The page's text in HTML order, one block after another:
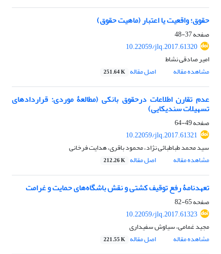
حقوق؛ واقعیت یا اعتبار (ماهیت حقوق)
صفحه37-48
10.22059/jlq.2017.61320
امیر صادقی نشاط
مشاهده مقاله
اصل مقاله 251.64 K
عدم تقارن اطلاعات درحقوق بانکی (مطالعۀ موردی: قراردادهای
تسهیلات سندیکایی)
صفحه49-64
10.22059/jlq.2017.61321
سید محمد طباطبائی نژاد، محمود باقری، هدایت فرخانی
مشاهده مقاله
اصل مقاله 212.26 K
تعهدنامۀ رفع توقیف کشتی و نقش باشگاه‌های حمایت و غرامت
صفحه65-82
10.22059/jlq.2017.61323
مجید غمامی، سیاوش سفیداری
مشاهده مقاله
اصل مقاله 221.55 K